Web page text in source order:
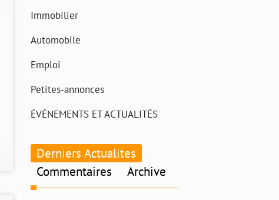
Immobilier
Automobile
Emploi
Petites-annonces
ÉVÉNEMENTS ET ACTUALITÉS
Derniers Actualites
Commentaires
Archive